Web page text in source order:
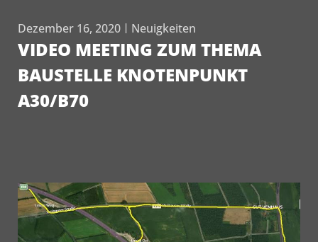
Dezember 16, 2020 Neuigkeiten
VIDEO MEETING ZUM THEMA
BAUSTELLE KNOTENPUNKT
A30/B70